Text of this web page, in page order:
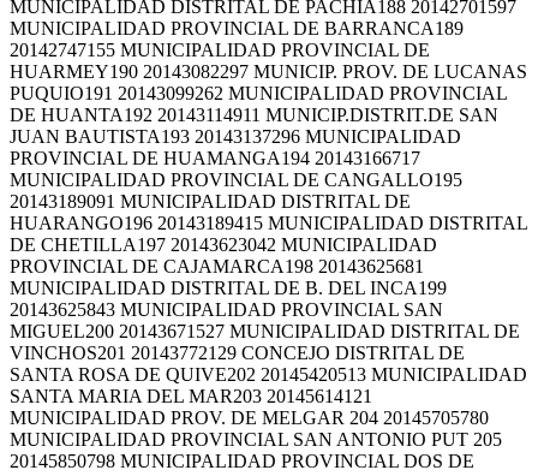
MUNICIPALIDAD DISTRITAL DE PACHIA188 20142701597
MUNICIPALIDAD PROVINCIAL DE BARRANCA189
20142747155 MUNICIPALIDAD PROVINCIAL DE
HUARMEY190 20143082297 MUNICIP. PROV. DE LUCANAS
PUQUIO191 20143099262 MUNICIPALIDAD PROVINCIAL
DE HUANTA192 20143114911 MUNICIP.DISTRIT.DE SAN
JUAN BAUTISTA193 20143137296 MUNICIPALIDAD
PROVINCIAL DE HUAMANGA194 20143166717
MUNICIPALIDAD PROVINCIAL DE CANGALLO195
20143189091 MUNICIPALIDAD DISTRITAL DE
HUARANGO196 20143189415 MUNICIPALIDAD DISTRITAL
DE CHETILLA197 20143623042 MUNICIPALIDAD
PROVINCIAL DE CAJAMARCA198 20143625681
MUNICIPALIDAD DISTRITAL DE B. DEL INCA199
20143625843 MUNICIPALIDAD PROVINCIAL SAN
MIGUEL200 20143671527 MUNICIPALIDAD DISTRITAL DE
VINCHOS201 20143772129 CONCEJO DISTRITAL DE
SANTA ROSA DE QUIVE202 20145420513 MUNICIPALIDAD
SANTA MARIA DEL MAR203 20145614121
MUNICIPALIDAD PROV. DE MELGAR 204 20145705780
MUNICIPALIDAD PROVINCIAL SAN ANTONIO PUT 205
20145850798 MUNICIPALIDAD PROVINCIAL DOS DE